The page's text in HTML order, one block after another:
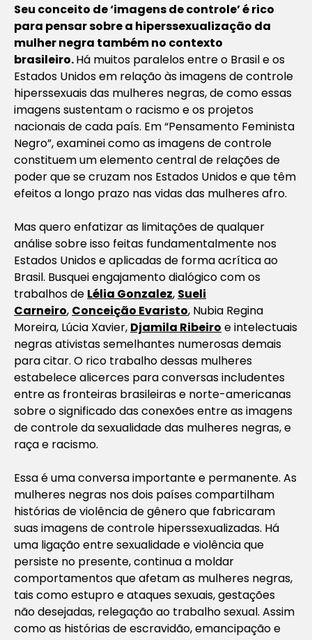
Seu conceito de ‘imagens de controle’ é rico
para pensar sobre a hiperssexualização da
mulher negra também no contexto
brasileiro.Há muitos paralelos entre o Brasil e os
Estados Unidos em relação às imagens de controle
hiperssexuais das mulheres negras, de como essas
imagens sustentam o racismo e os projetos
nacionais de cada país. Em “Pensamento Feminista
Negro”, examinei como as imagens de controle
constituem um elemento central de relações de
poder que se cruzam nos Estados Unidos e que têm
efeitos a longo prazo nas vidas das mulheres afro.
Mas quero enfatizar as limitações de qualquer
análise sobre isso feitas fundamentalmente nos
Estados Unidos e aplicadas de forma acrítica ao
Brasil. Busquei engajamento dialógico com os
trabalhos de Lélia Gonzalez, Sueli
Carneiro, Conceição Evaristo, Nubia Regina
Moreira, Lúcia Xavier, Djamila Ribeiro e intelectuais
negras ativistas semelhantes numerosas demais
para citar. O rico trabalho dessas mulheres
estabelece alicerces para conversas includentes
entre as fronteiras brasileiras e norte-americanas
sobre o significado das conexões entre as imagens
de controle da sexualidade das mulheres negras, e
raça e racismo.
Essa é uma conversa importante e permanente. As
mulheres negras nos dois países compartilham
histórias de violência de gênero que fabricaram
suas imagens de controle hiperssexualizadas. Há
uma ligação entre sexualidade e violência que
persiste no presente, continua a moldar
comportamentos que afetam as mulheres negras,
tais como estupro e ataques sexuais, gestações
não desejadas, relegação ao trabalho sexual. Assim
como as histórias de escravidão, emancipação e